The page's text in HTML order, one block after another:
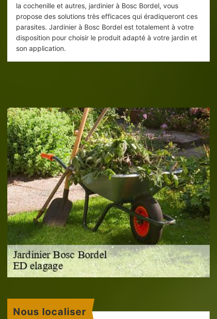
la cochenille et autres, jardinier à Bosc Bordel, vous
propose des solutions très efficaces qui éradiqueront ces
parasites. Jardinier à Bosc Bordel est totalement à votre
disposition pour choisir le produit adapté à votre jardin et
son application.
Nous localiser